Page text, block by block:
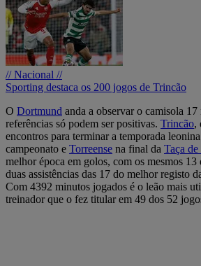
// Nacional //
Sporting destaca os 200 jogos de Trincão
O Dortmund anda a observar o camisola 17
referências só podem ser positivas. Trincão,
encontros para terminar a temporada
campeonato e Torreense na final da Taça
melhor época em golos, com os mesmos 13
duas assistências das 17 do melhor registo
Com 4392 minutos jogados é o leão mais
treinador que o fez titular em 49 dos 52